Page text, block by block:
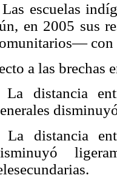
Las escuelas
en 2005 sus
con
a las brechas
La distancia
La distancia